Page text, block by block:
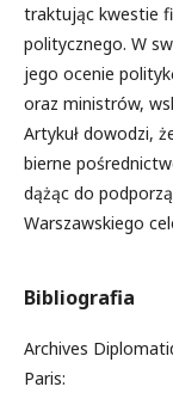
traktując kwestie
politycznego. W
jego ocenie
oraz ministrów,
Artykuł dowodzi,
bierne
dążąc do
Warszawskiego
Bibliografia
Archives
Paris: